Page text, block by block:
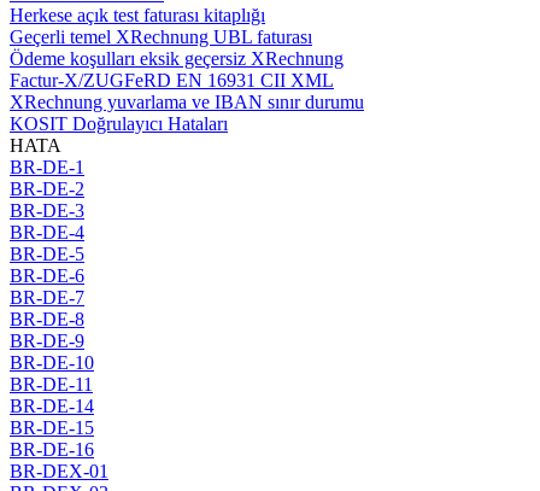
Herkese açık test faturası kitaplığı
Geçerli temel XRechnung UBL faturası
Ödeme koşulları eksik geçersiz XRechnung
Factur-X/ZUGFeRD EN 16931 CII XML
XRechnung yuvarlama ve IBAN sınır durumu
KOSIT Doğrulayıcı Hataları
HATA
BR-DE-1
BR-DE-2
BR-DE-3
BR-DE-4
BR-DE-5
BR-DE-6
BR-DE-7
BR-DE-8
BR-DE-9
BR-DE-10
BR-DE-11
BR-DE-14
BR-DE-15
BR-DE-16
BR-DEX-01